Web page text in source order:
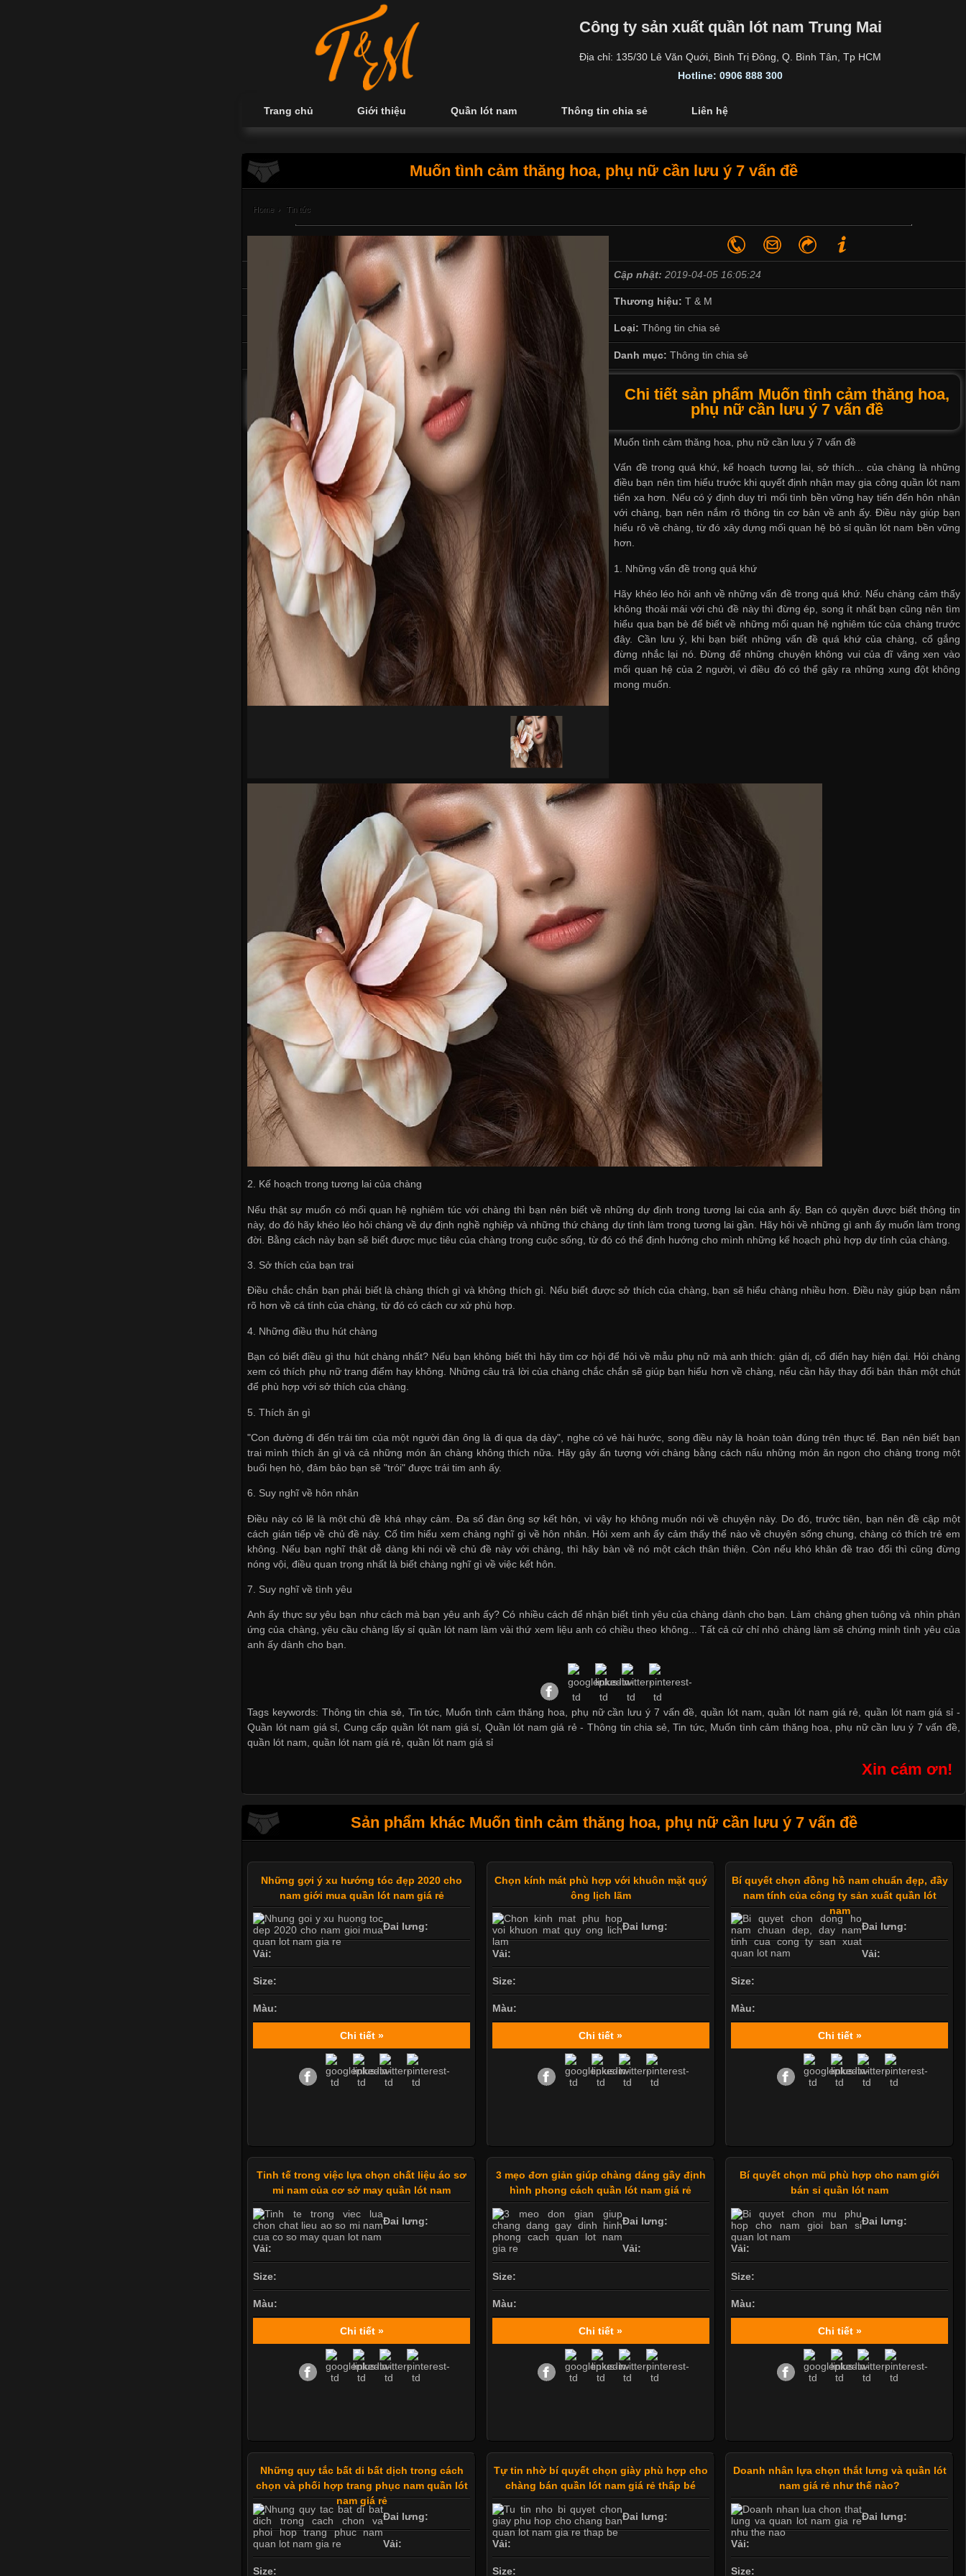
Công ty sản xuất quần lót nam Trung Mai
Địa chỉ: 135/30 Lê Văn Quới, Bình Trị Đông, Q. Bình Tân, Tp HCM
Hotline: 0906 888 300
Trang chủ Giới thiệu Quần lót nam Thông tin chia sẻ Liên hệ
Muốn tình cảm thăng hoa, phụ nữ cần lưu ý 7 vấn đề
Home › Tin tức
Cập nhật: 2019-04-05 16:05:24
Thương hiệu:T & M
Loại: Thông tin chia sẻ
Danh mục: Thông tin chia sẻ
Chi tiết sản phẩm Muốn tình cảm thăng hoa,
phụ nữ cần lưu ý 7 vấn đề
Muốn tình cảm thăng hoa, phụ nữ cần lưu ý 7 vấn đề
Vấn đề trong quá khứ, kế hoạch tương lai, sở thích... của chàng là những
điều bạn nên tìm hiểu trước khi quyết định nhận may gia công quần lót nam
tiến xa hơn. Nếu có ý định duy trì mối tình bền vững hay tiến đến hôn nhân
với chàng, bạn nên nắm rõ thông tin cơ bản về anh ấy. Điều này giúp bạn
hiểu rõ về chàng, từ đó xây dựng mối quan hệ bỏ sỉ quần lót nam bền vững
hơn.
1. Những vấn đề trong quá khứ
Hãy khéo léo hỏi anh về những vấn đề trong quá khứ. Nếu chàng cảm thấy
không thoải mái với chủ đề này thì đừng ép, song ít nhất bạn cũng nên tìm
hiểu qua bạn bè để biết về những mối quan hệ nghiêm túc của chàng trước
đây. Cần lưu ý, khi bạn biết những vấn đề quá khứ của chàng, cố gắng
đừng nhắc lại nó. Đừng để những chuyện không vui của dĩ vãng xen vào
mối quan hệ của 2 người, vì điều đó có thể gây ra những xung đột không
mong muốn.
2. Kế hoạch trong tương lai của chàng
Nếu thật sự muốn có mối quan hệ nghiêm túc với chàng thì bạn nên biết về những dự định trong tương lai của anh ấy. Bạn có quyền được biết thông tin
này, do đó hãy khéo léo hỏi chàng về dự định nghề nghiệp và những thứ chàng dự tính làm trong tương lai gần. Hãy hỏi về những gì anh ấy muốn làm trong
đời. Bằng cách này bạn sẽ biết được mục tiêu của chàng trong cuộc sống, từ đó có thể định hướng cho mình những kế hoạch phù hợp dự tính của chàng.
3. Sở thích của bạn trai
Điều chắc chắn bạn phải biết là chàng thích gì và không thích gì. Nếu biết được sở thích của chàng, bạn sẽ hiểu chàng nhiều hơn. Điều này giúp bạn nắm
rõ hơn về cá tính của chàng, từ đó có cách cư xử phù hợp.
4. Những điều thu hút chàng
Bạn có biết điều gì thu hút chàng nhất? Nếu bạn không biết thì hãy tìm cơ hội để hỏi về mẫu phụ nữ mà anh thích: giản dị, cổ điển hay hiện đại. Hỏi chàng
xem có thích phụ nữ trang điểm hay không. Những câu trả lời của chàng chắc chắn sẽ giúp bạn hiểu hơn về chàng, nếu cần hãy thay đổi bản thân một chút
để phù hợp với sở thích của chàng.
5. Thích ăn gì
"Con đường đi đến trái tim của một người đàn ông là đi qua dạ dày", nghe có vẻ hài hước, song điều này là hoàn toàn đúng trên thực tế. Bạn nên biết bạn
trai mình thích ăn gì và cả những món ăn chàng không thích nữa. Hãy gây ấn tượng với chàng bằng cách nấu những món ăn ngon cho chàng trong một
buổi hẹn hò, đảm bảo bạn sẽ "trói" được trái tim anh ấy.
6. Suy nghĩ về hôn nhân
Điều này có lẽ là một chủ đề khá nhạy cảm. Đa số đàn ông sợ kết hôn, vì vậy họ không muốn nói về chuyện này. Do đó, trước tiên, bạn nên đề cập một
cách gián tiếp về chủ đề này. Cố tìm hiểu xem chàng nghĩ gì về hôn nhân. Hỏi xem anh ấy cảm thấy thế nào về chuyện sống chung, chàng có thích trẻ em
không. Nếu bạn nghĩ thật dễ dàng khi nói về chủ đề này với chàng, thì hãy bàn về nó một cách thân thiện. Còn nếu khó khăn đề trao đổi thì cũng đừng
nóng vội, điều quan trọng nhất là biết chàng nghĩ gì về việc kết hôn.
7. Suy nghĩ về tình yêu
Anh ấy thực sự yêu bạn như cách mà bạn yêu anh ấy? Có nhiều cách để nhận biết tình yêu của chàng dành cho bạn. Làm chàng ghen tuông và nhìn phản
ứng của chàng, yêu cầu chàng lấy sỉ quần lót nam làm vài thứ xem liệu anh có chiều theo không... Tất cả cử chỉ nhỏ chàng làm sẽ chứng minh tình yêu của
anh ấy dành cho bạn.
Tags keywords: Thông tin chia sẻ, Tin tức, Muốn tình cảm thăng hoa, phụ nữ cần lưu ý 7 vấn đề, quần lót nam, quần lót nam giá rẻ, quần lót nam giá sỉ -
Quần lót nam giá sỉ Cung cấp quần lót nam giá sỉ Quần lót nam giá rẻ -Thông tin chia sẻ ,Tin tức, Muốn tình cảm thăng hoa phụ nữ cần lưu ý 7 vấn đề
quần lót nam ,quần lót nam giá rẻ ,quần lót nam giá sỉ
Xin cám ơn!
Sản phẩm khác Muốn tình cảm thăng hoa, phụ nữ cần lưu ý 7 vấn đề
Những gợi ý xu hướng tóc đẹp 2020 cho
nam giới mua quần lót nam giá rẻ
Đai lưng:
Vải:
Size:
Màu:
Chi tiết »
Chọn kính mát phù hợp với khuôn mặt quý
ông lịch lãm
Đai lưng:
Vải:
Size:
Màu:
Chi tiết »
Bí quyết chọn đồng hồ nam chuẩn đẹp, đầy
nam tính của công ty sản xuất quần lót
nam
Đai lưng:
Vải:
Size:
Màu:
Chi tiết »
Tinh tế trong việc lựa chọn chất liệu áo sơ
mi nam của cơ sở may quần lót nam
Đai lưng:
Vải:
Size:
Màu:
Chi tiết »
3 mẹo đơn giản giúp chàng dáng gầy định
hình phong cách quần lót nam giá rẻ
Đai lưng:
Vải:
Size:
Màu:
Chi tiết »
Bí quyết chọn mũ phù hợp cho nam giới
bán sỉ quần lót nam
Đai lưng:
Vải:
Size:
Màu:
Chi tiết »
Những quy tắc bất di bất dịch trong cách
chọn và phối hợp trang phục nam quần lót
nam giá rẻ
Đai lưng:
Vải:
Size:
Tự tin nhờ bí quyết chọn giày phù hợp cho
chàng bán quần lót nam giá rẻ thấp bé
Đai lưng:
Vải:
Size:
Doanh nhân lựa chọn thắt lưng và quần lót
nam giá rẻ như thế nào?
Đai lưng:
Vải:
Size: